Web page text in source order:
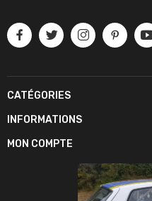
CATÉGORIES
INFORMATIONS
MON COMPTE